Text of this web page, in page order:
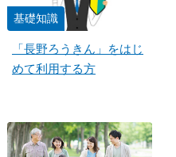
基礎知識
「長野ろうきん」をはじ
めて利用する方